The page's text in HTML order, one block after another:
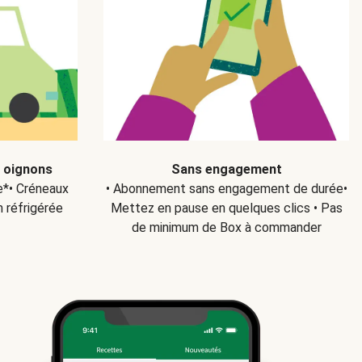
oignons
Créneaux
réfrigérée
Sans engagement
• Abonnement sans engagement de durée•
Mettez en pause en quelques clics • Pas
de minimum de Box à commander